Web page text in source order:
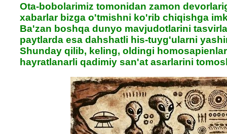
Ota-bobolarimiz tomonidan zamon
xabarlar bizga o'tmishni ko'rib chiqishga
Ba'zan boshqa dunyo mavjudotlarini
paytlarda esa dahshatli his-tuyg'ularni
Shunday qilib, keling, oldingi
hayratlanarli qadimiy san'at asarlarini